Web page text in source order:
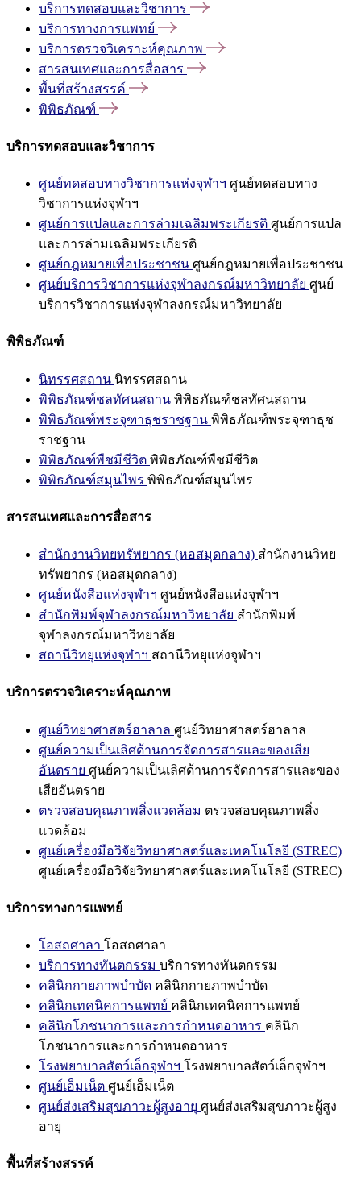
บริการทดสอบและวิชาการ
บริการทางการแพทย์
บริการตรวจวิเคราะห์คุณภาพ
สารสนเทศและการสื่อสาร
พื้นที่สร้างสรรค์
พิพิธภัณฑ์
บริการทดสอบและวิชาการ
ศูนย์ทดสอบทางวิชาการแห่งจุฬาฯ ศูนย์ทดสอบทาง
วิชาการแห่งจุฬาฯ
ศูนย์การแปลและการล่ามเฉลิมพระเกียรติ ศูนย์การแปล
และการล่ามเฉลิมพระเกียรติ
ศูนย์กฎหมายเพื่อประชาชน ศูนย์กฎหมายเพื่อประชาชน
ศูนย์บริการวิชาการแห่งจุฬาลงกรณ์มหาวิทยาลัย ศูนย์
บริการวิชาการแห่งจุฬาลงกรณ์มหาวิทยาลัย
พิพิธภัณฑ์
นิทรรศสถาน นิทรรศสถาน
พิพิธภัณฑ์ชลทัศนสถาน พิพิธภัณฑ์ชลทัศนสถาน
พิพิธภัณฑ์พระจุฑาธุชราชฐาน พิพิธภัณฑ์พระจุฑาธุช
ราชฐาน
พิพิธภัณฑ์พืชมีชีวิต พิพิธภัณฑ์พืชมีชีวิต
พิพิธภัณฑ์สมุนไพร พิพิธภัณฑ์สมุนไพร
สารสนเทศและการสื่อสาร
สำนักงานวิทยทรัพยากร (หอสมุดกลาง) สำนักงานวิทย
ทรัพยากร (หอสมุดกลาง)
ศูนย์หนังสือแห่งจุฬาฯ ศูนย์หนังสือแห่งจุฬาฯ
สำนักพิมพ์จุฬาลงกรณ์มหาวิทยาลัย สำนักพิมพ์
จุฬาลงกรณ์มหาวิทยาลัย
สถานีวิทยุแห่งจุฬาฯ สถานีวิทยุแห่งจุฬาฯ
บริการตรวจวิเคราะห์คุณภาพ
ศูนย์วิทยาศาสตร์ฮาลาล ศูนย์วิทยาศาสตร์ฮาลาล
ศูนย์ความเป็นเลิศด้านการจัดการสารและของเสีย
อันตราย ศูนย์ความเป็นเลิศด้านการจัดการสารและของ
เสียอันตราย
ตรวจสอบคุณภาพสิ่งแวดล้อม ตรวจสอบคุณภาพสิ่ง
แวดล้อม
ศูนย์เครื่องมือวิจัยวิทยาศาสตร์และเทคโนโลยี (STREC)
ศูนย์เครื่องมือวิจัยวิทยาศาสตร์และเทคโนโลยี (STREC)
บริการทางการแพทย์
โอสถศาลา โอสถศาลา
บริการทางทันตกรรม บริการทางทันตกรรม
คลินิกกายภาพบำบัด คลินิกกายภาพบำบัด
คลินิกเทคนิคการแพทย์ คลินิกเทคนิคการแพทย์
คลินิกโภชนาการและการกำหนดอาหาร คลินิก
โภชนาการและการกำหนดอาหาร
โรงพยาบาลสัตว์เล็กจุฬาฯ โรงพยาบาลสัตว์เล็กจุฬาฯ
ศูนย์เอ็มเน็ต ศูนย์เอ็มเน็ต
ศูนย์ส่งเสริมสุขภาวะผู้สูงอายุ ศูนย์ส่งเสริมสุขภาวะผู้สูง
อายุ
พื้นที่สร้างสรรค์